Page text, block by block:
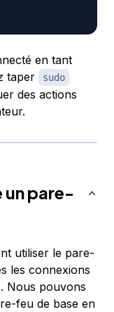
en tant
taper
sudo
des actions
un pare-
utiliser le pare-
les connexions
Nous pouvons
feu de base en